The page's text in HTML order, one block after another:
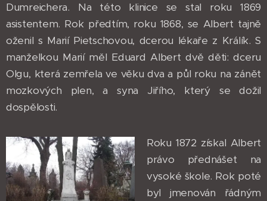
Dumreichera. Na této klinice se stal roku 1869
asistentem. Rok předtím, roku 1868, se Albert tajně
oženil s Marií Pietschovou, dcerou lékaře z Králík. S
manželkou Marií měl Eduard Albert dvě děti: dceru
Olgu, která zemřela ve věku dva a půl roku na zánět
mozkových plen, a syna Jiřího, který se dožil
dospělosti.
Roku 1872 získal Albert
právo přednášet na
vysoké škole. Rok poté
byl jmenován řádným